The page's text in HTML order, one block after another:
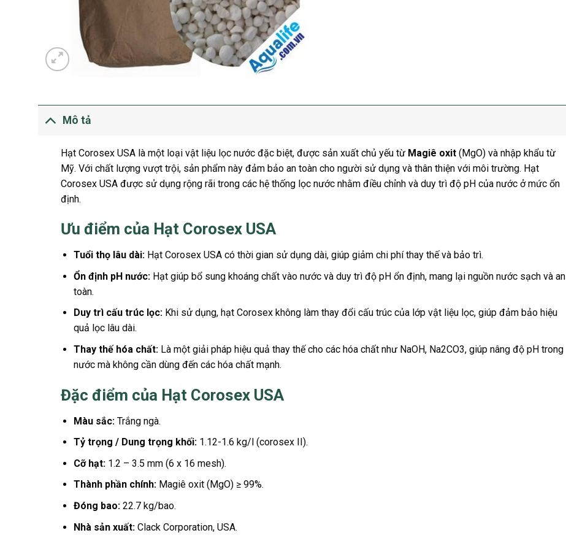
Mô tả
Hạt Corosex USA là một loại vật liệu lọc nước đặc biệt, được sản xuất chủ yếu từ Magiê oxit(MgO) và nhập khẩu từ
Mỹ. Với chất lượng vượt trội, sản phẩm này đảm bảo an toàn cho người sử dụng và thân thiện với môi trường. Hạt
Corosex USA được sử dụng rộng rãi trong các hệ thống lọc nước nhằm điều chỉnh và duy trì độ pH của nước ở mức ổn
định.
Ưu điểm của Hạt Corosex USA
Tuổi thọ lâu dài:Hạt Corosex USA có thời gian sử dụng dài, giúp giảm chi phí thay thế và bảo trì.
Ổn định pH nước:Hạt giúp bổ sung khoáng chất vào nước và duy trì độ pH ổn định, mang lại nguồn nước sạch và an
toàn.
Duy trì cấu trúc lọc:Khi sử dụng, hạt Corosex không làm thay đổi cấu trúc của lớp vật liệu lọc, giúp đảm bảo hiệu
quả lọc lâu dài.
Thay thế hóa chất:Là một giải pháp hiệu quả thay thế cho các hóa chất như NaOH, Na2CO3, giúp nâng độ pH trong
nước mà không cần dùng đến các hóa chất mạnh.
Đặc điểm của Hạt Corosex USA
Màu sắc:Trắng ngà.
Tỷ trọng / Dung trọng khối:1.12-1.6 kg/l (corosex II).
Cỡ hạt:1.2 – 3.5 mm (6 x 16 mesh).
Thành phần chính:Magiê oxit (MgO) ≥ 99%.
Đóng bao:22.7 kg/bao.
Nhà sản xuất:Clack Corporation, USA.